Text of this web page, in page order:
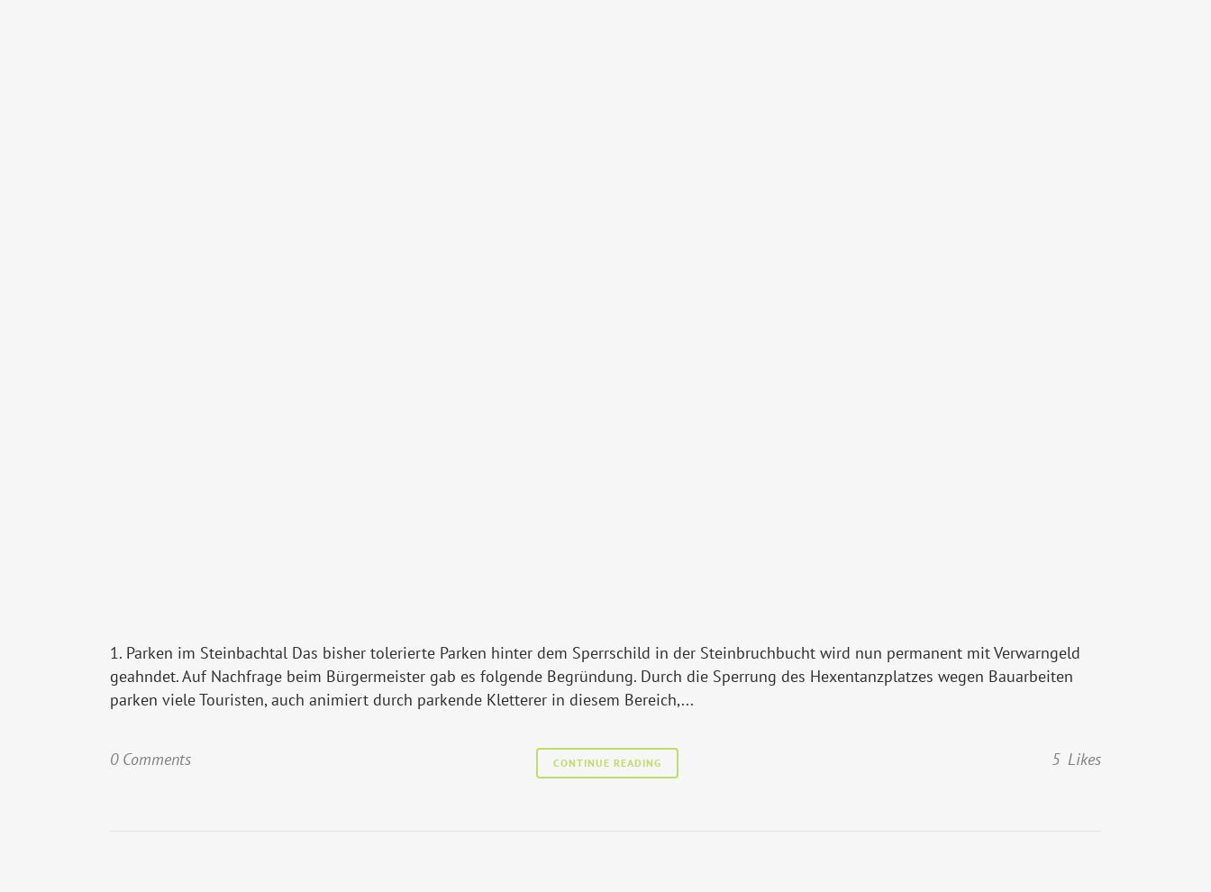
1. Parken im Steinbachtal Das bisher tolerierte Parken hinter dem Sperrschild in der Steinbruchbucht wird nun permanent mit Verwarngeld
geahndet. Auf Nachfrage beim Bürgermeister gab es folgende Begründung. Durch die Sperrung des Hexentanzplatzes wegen Bauarbeiten
parken viele Touristen, auch animiert durch parkende Kletterer in diesem Bereich,...
0 Comments CONTINUE READING 5 Likes